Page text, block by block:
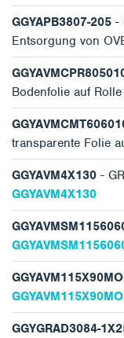
GGYAPB3807-205 -
Entsorgung von
Bodenfolie auf
transparente Folie
GGYAVM4X130 -
GGYAVM4X130
GGYGRAD3084-